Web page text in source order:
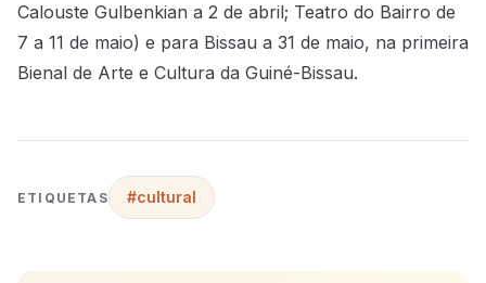
Calouste Gulbenkian a 2 de abril; Teatro do Bairro de
7 a 11 de maio) e para Bissau a 31 de maio, na primeira
Bienal de Arte e Cultura da Guiné-Bissau.
ETIQUETAS #cultural